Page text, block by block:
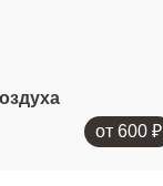
от 600 ₽